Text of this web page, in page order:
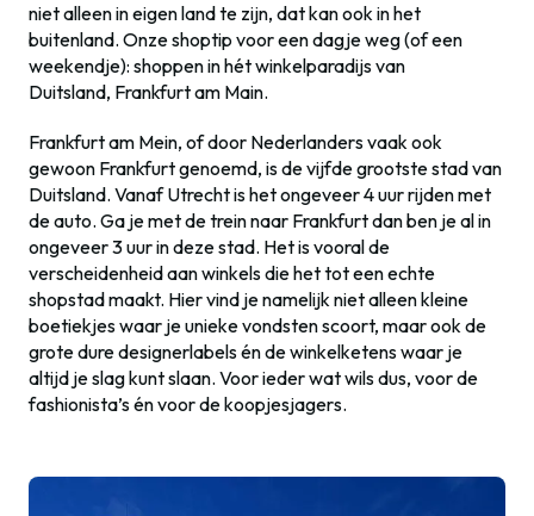
niet alleen in eigen land te zijn, dat kan ook in het
buitenland. Onze shoptip voor een dagje weg (of een
weekendje): shoppen in hét winkelparadijs van
Duitsland, Frankfurt am Main.
Frankfurt am Mein, of door Nederlanders vaak ook
gewoon Frankfurt genoemd, is de vijfde grootste stad van
Duitsland. Vanaf Utrecht is het ongeveer 4 uur rijden met
de auto. Ga je met de trein naar Frankfurt dan ben je al in
ongeveer 3 uur in deze stad. Het is vooral de
verscheidenheid aan winkels die het tot een echte
shopstad maakt. Hier vind je namelijk niet alleen kleine
boetiekjes waar je unieke vondsten scoort, maar ook de
grote dure designerlabels én de winkelketens waar je
altijd je slag kunt slaan. Voor ieder wat wils dus, voor de
fashionista’s én voor de koopjesjagers.